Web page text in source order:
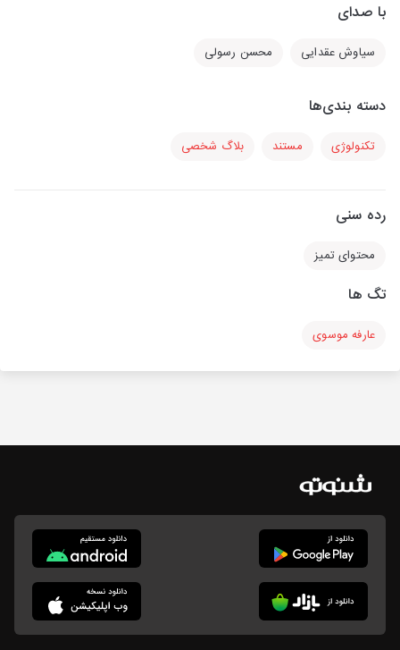
با صدای
سیاوش عقدایی محسن رسولی
دسته بندی‌ها
تکنولوژی مستند بلاگ شخصی
رده سنی
محتوای تمیز
تگ ها
عارفه موسوی